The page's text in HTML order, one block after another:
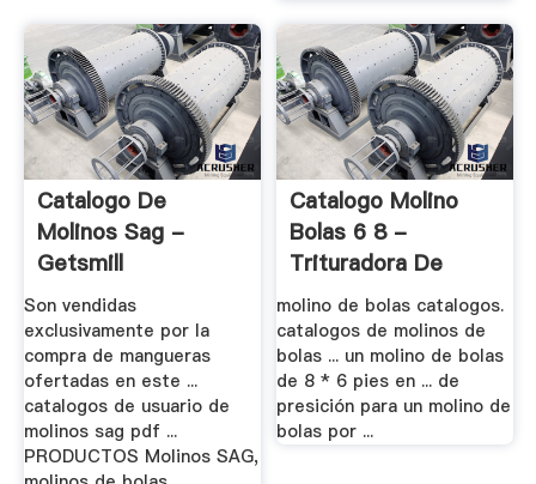
Catalogo De
Molinos Sag -
Getsmill
Son vendidas
exclusivamente por la
compra de mangueras
ofertadas en este ...
catalogos de usuario de
molinos sag pdf ...
PRODUCTOS Molinos SAG,
Catalogo Molino
Bolas 6 8 -
Trituradora De
Cono
molino de bolas catalogos.
catalogos de molinos de
bolas ... un molino de bolas
de 8 * 6 pies en ... de
presición para un molino de
bolas por ...